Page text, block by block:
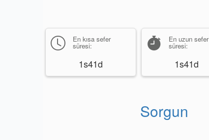
En kısa sefer
süresi:
1s41d
En uzun sefer
süresi:
1s41d
Sorgun